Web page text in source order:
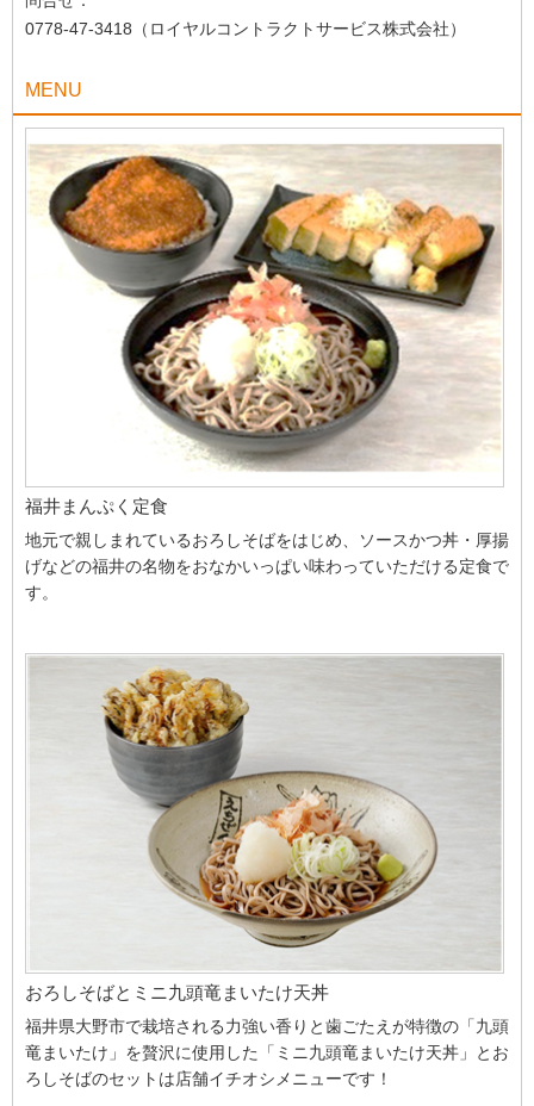
0778-47-3418（ロイヤルコントラクトサービス株式会社）
MENU
福井まんぷく定食
地元で親しまれているおろしそばをはじめ、ソースかつ丼・厚揚
げなどの福井の名物をおなかいっぱい味わっていただける定食で
す。
おろしそばとミニ九頭竜まいたけ天丼
福井県大野市で栽培される力強い香りと歯ごたえが特徴の「九頭
竜まいたけ」を贅沢に使用した「ミニ九頭竜まいたけ天丼」とお
ろしそばのセットは店舗イチオシメニューです！